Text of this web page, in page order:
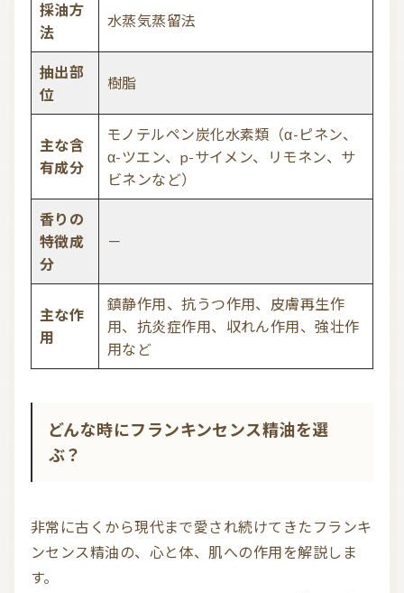
採油方
法
水蒸気蒸留法
抽出部
位
樹脂
主な含
有成分
モノテルペン炭化水素類（α-ピネン、
α-ツエン、p-サイメン、リモネン、サ
ビネンなど）
香りの
特徴成
分
－
主な作
用
鎮静作用、抗うつ作用、皮膚再生作
用、抗炎症作用、収れん作用、強壮作
用など
どんな時にフランキンセンス精油を選
ぶ？
非常に古くから現代まで愛され続けてきたフランキ
ンセンス精油の、心と体、肌への作用を解説しま
す。